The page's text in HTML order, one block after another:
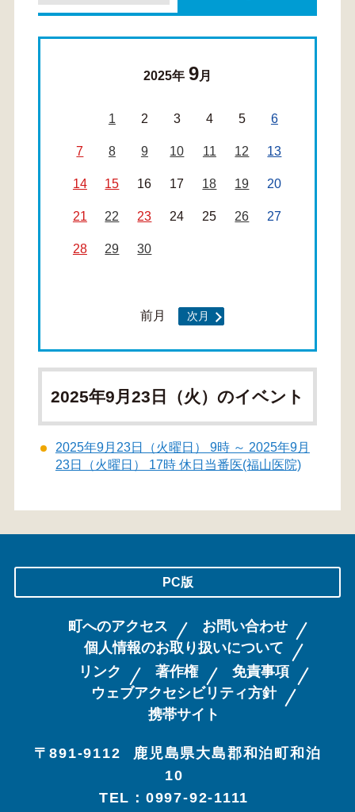
2025年 9月
1 2 3 4 5 6
7 8 9 10 11 12 13
14 15 16 17 18 19 20
21 22 23 24 25 26 27
28 29 30
前月 次月
2025年9月23日（火）のイベント
2025年9月23日（火曜日） 9時 ～ 2025年9月
23日（火曜日） 17時 休日当番医(福山医院)
PC版
町へのアクセス
お問い合わせ
個人情報のお取り扱いについて
リンク
著作権
免責事項
ウェブアクセシビリティ方針
携帯サイト
〒891-9112
鹿児島県大島郡和泊町和泊
10
TEL：0997-92-1111